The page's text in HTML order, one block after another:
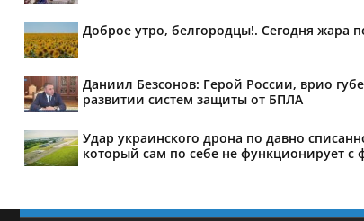
Доброе утро, белгородцы!. Сегодня жара
Даниил Безсонов: Герой России, врио
развитии систем защиты от БПЛА
Удар украинского дрона по давно
который сам по себе не функционирует с